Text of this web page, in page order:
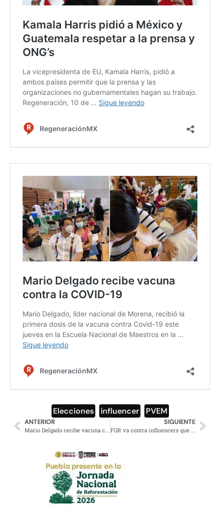
Elecciones influencer PVEM
ANTERIOR
Mario Delgado recibe vacuna contra la COVID-19
SIGUIENTE
FGR va contra influencers que promovieron al PVEM en veda electoral